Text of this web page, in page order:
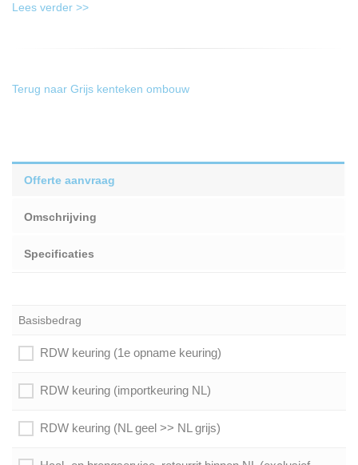
Lees verder >>
Terug naar Grijs kenteken ombouw
Offerte aanvraag
Omschrijving
Specificaties
Basisbedrag
RDW keuring (1e opname keuring)
RDW keuring (importkeuring NL)
RDW keuring (NL geel >> NL grijs)